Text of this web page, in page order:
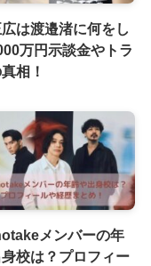
は渡邉渚に何をし
万円示談金やトラ
相！
メンバーの年
校は？プロフィー